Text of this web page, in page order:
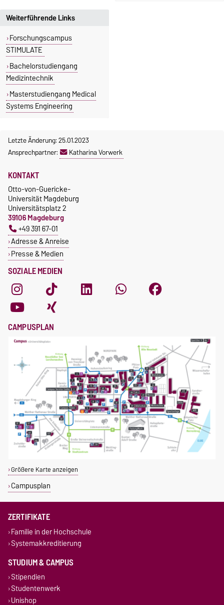
Weiterführende Links
Forschungscampus
STIMULATE
Bachelorstudiengang
Medizintechnik
Masterstudiengang Medical
Systems Engineering
Letzte Änderung: 25.01.2023
Ansprechpartner:
Katharina Vorwerk
SOZIALE MEDIEN
KONTAKT
Otto-von-Guericke-
Universität Magdeburg
Universitätsplatz 2
39106 Magdeburg
+49 391 67-01
Adresse & Anreise
Presse & Medien
CAMPUSPLAN
Größere Karte anzeigen
Campusplan
ZERTIFIKATE
Familie in der Hochschule
Systemakkreditierung
STUDIUM & CAMPUS
Stipendien
Studentenwerk
Unishop